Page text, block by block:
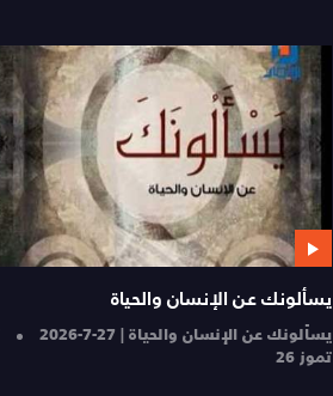
يسألونك عن الإنسان والحياة
يسألونك عن الإنسان والحياة | 27-7-2026
تموز 26